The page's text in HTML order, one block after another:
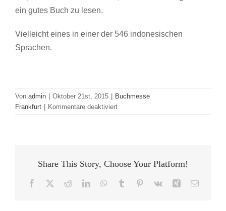
ein gutes Buch zu lesen.
Vielleicht eines in einer der 546 indonesischen
Sprachen.
Von admin Oktober 21st, 2015
Buchmesse
Frankfurt
Kommentare deaktiviertfür
Inseln
Share This Story, Choose Your Platform!
Facebook RedditLinkedInWhatsApp
Tumblr Pinterest
Vk Xing E-